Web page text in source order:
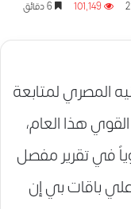
2 101٬149
المصري لمتابعة
هذا العام،
في تقرير مفصل
باقات بي إن